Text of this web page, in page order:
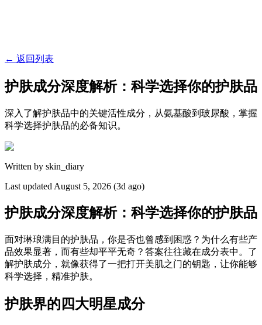
← 返回列表
护肤成分深度解析：科学选择你的护肤品
深入了解护肤品中的关键活性成分，从氨基酸到玻尿酸，掌握
科学选择护肤品的必备知识。
Written by skin_diary
Last updated August 5, 2026 (3d ago)
护肤成分深度解析：科学选择你的护肤品
面对琳琅满目的护肤品，你是否也曾感到困惑？为什么有些产
品效果显著，而有些却平平无奇？答案往往藏在成分表中。了
解护肤成分，就像获得了一把打开美肌之门的钥匙，让你能够
科学选择，精准护肤。
护肤界的四大明星成分